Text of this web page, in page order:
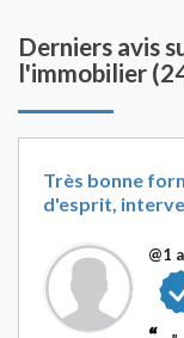
Derniers avis
l'immobilier
Très bonne
d'esprit,
@1